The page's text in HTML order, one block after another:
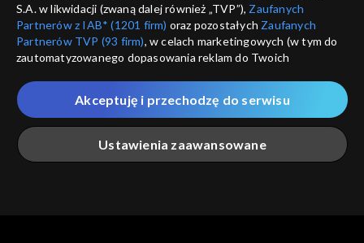
S.A. w likwidacji (zwaną dalej również „TVP”), Zaufanych
Partnerów z IAB* (1201 firm) oraz pozostałych Zaufanych
Partnerów TVP (93 firm), w celach marketingowych (w tym do
zautomatyzowanego dopasowania reklam do Twoich
które wskazujemy poniżej, a także zgody na udostępnianie
przez nas identyfikatora PPID do Google.
Twoje dane osobowe zbierane podczas odwiedzania przez
Ciebie naszych
poszczególnych serwisówzwanych dalej
„Portalem”, w tym informacje zapisywane za pomocą
Ustawienia zaawansowane
Akceptuję i przechodzę do serwisu